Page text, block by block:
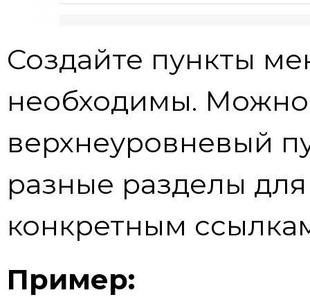
Создайте пункты
необходимы. Можно
верхнеуровневый
разные разделы
конкретным
Пример: